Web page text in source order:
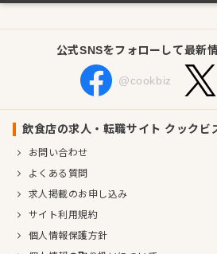
公式SNSをフォローして最新
@cookbiz
飲食店の求人・転職サイト クックビ
お問い合わせ
よくある質問
求人掲載のお申し込み
サイト利用規約
個人情報保護方針